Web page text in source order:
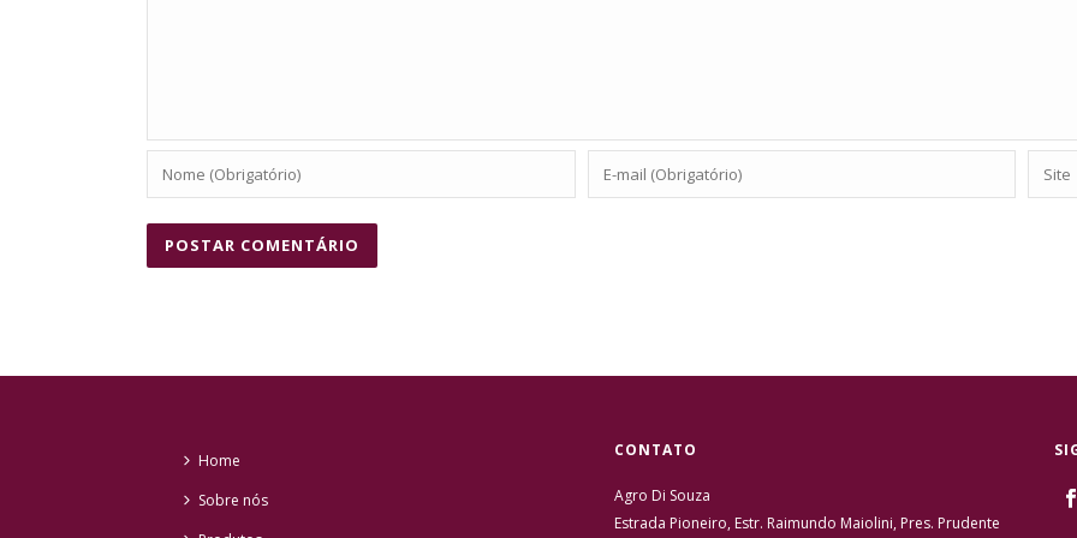
Home
Sobre nós
CONTATO
Agro Di Souza
Estrada Pioneiro, Estr. Raimundo Maiolini, Pres. Prudente